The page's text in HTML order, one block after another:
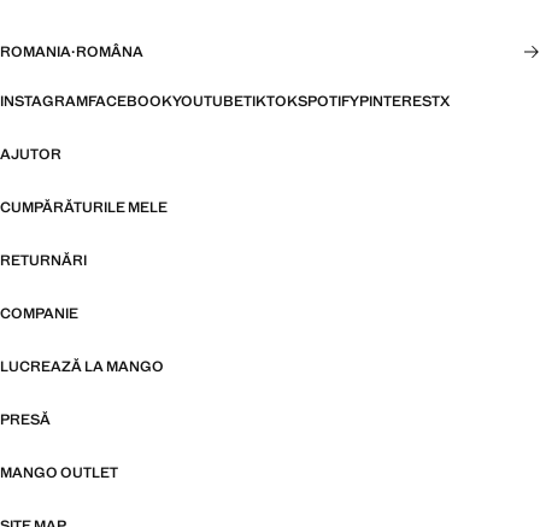
ROMANIA·ROMÂNA
INSTAGRAMFACEBOOKYOUTUBETIKTOKSPOTIFYPINTERESTX
AJUTOR
CUMPĂRĂTURILE MELE
RETURNĂRI
COMPANIE
LUCREAZĂ LA MANGO
PRESĂ
MANGO OUTLET